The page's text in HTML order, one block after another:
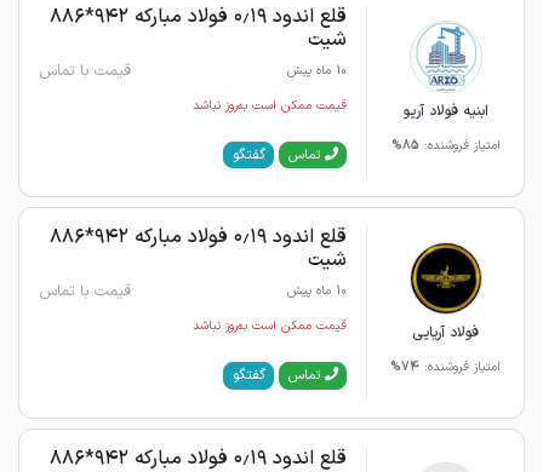
ابنیه فولاد آریو
امتیاز فروشنده: 85%
قلع اندود ۰٫۱۹ فولاد مبارکه ۹۴۲*۸۸۶
شیت
10 ماه پیش قیمت با تماس
قیمت ممکن است به‌روز نباشد
تماس گفتگو
فولاد آریایی
امتیاز فروشنده: 74%
قلع اندود ۰٫۱۹ فولاد مبارکه ۹۴۲*۸۸۶
شیت
10 ماه پیش قیمت با تماس
قیمت ممکن است به‌روز نباشد
تماس گفتگو
قلع اندود ۰٫۱۹ فولاد مبارکه ۹۴۲*۸۸۶